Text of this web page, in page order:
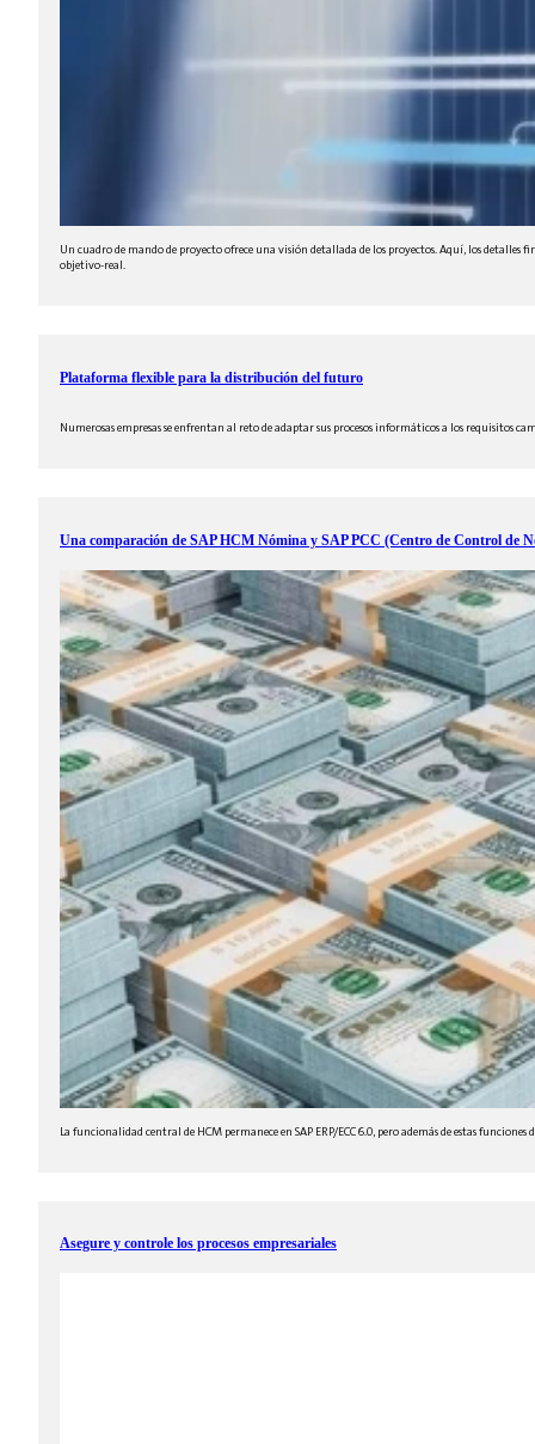
Un cuadro de mando de proyecto ofrece una visión detallada de los proyectos. Aquí, los
objetivo-real.
Plataforma flexible para la distribución del futuro
Numerosas empresas se enfrentan al reto de adaptar sus procesos informáticos a los requisitos
Una comparación de SAP HCM Nómina y SAP PCC (Centro de Control de
La funcionalidad central de HCM permanece en SAP ERP/ECC 6.0, pero además de estas
Asegure y controle los procesos empresariales